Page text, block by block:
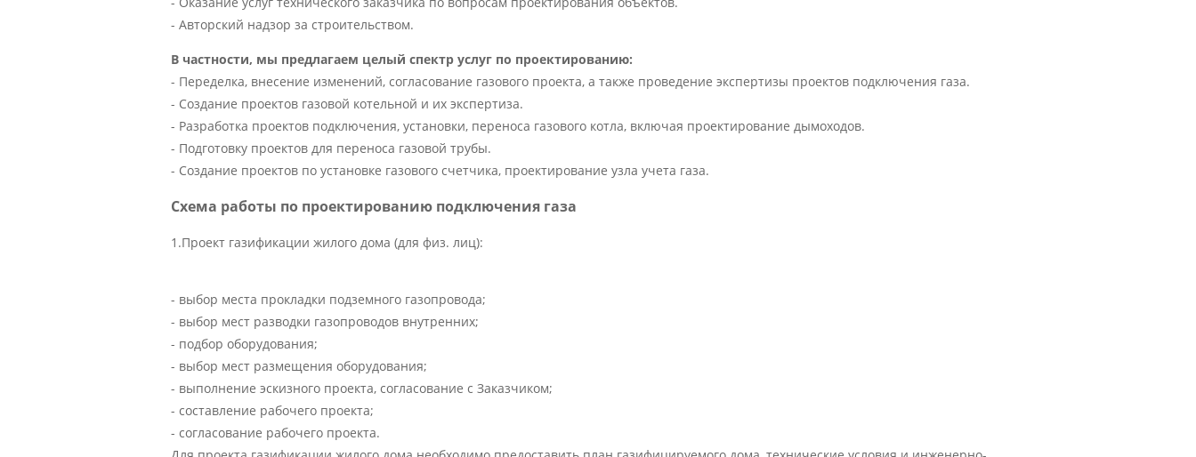
- Авторский надзор за строительством.
В частности, мы предлагаем целый спектр услуг по проектированию:
- Переделка, внесение изменений, согласование газового проекта, а также проведение экспертизы проектов подключения газа.
- Создание проектов газовой котельной и их экспертиза.
- Разработка проектов подключения, установки, переноса газового котла, включая проектирование дымоходов.
- Подготовку проектов для переноса газовой трубы.
- Создание проектов по установке газового счетчика, проектирование узла учета газа.
Схема работы по проектированию подключения газа
1.Проект газификации жилого дома (для физ. лиц):
- выбор места прокладки подземного газопровода;
- выбор мест разводки газопроводов внутренних;
- подбор оборудования;
- выбор мест размещения оборудования;
- выполнение эскизного проекта, согласование с Заказчиком;
- составление рабочего проекта;
- согласование рабочего проекта.